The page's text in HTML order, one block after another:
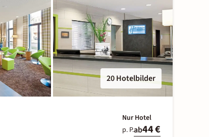
20 Hotelbilder
Nur Hotel
p. P.ab44 €